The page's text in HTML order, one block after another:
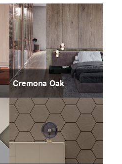
Cremona Oak